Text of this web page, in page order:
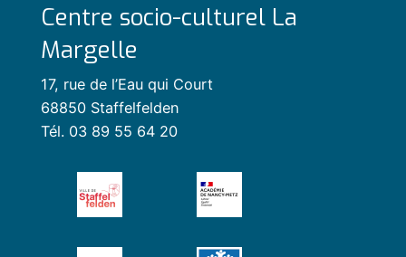
Centre socio-culturel La
Margelle
17, rue de l’Eau qui Court
68850 Staffelfelden
Tél. 03 89 55 64 20